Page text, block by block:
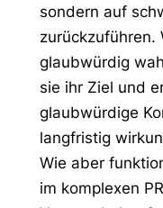
sondern auf
zurückzuführen.
glaubwürdig
sie ihr Ziel und
glaubwürdige
langfristig
Wie aber
im komplexen